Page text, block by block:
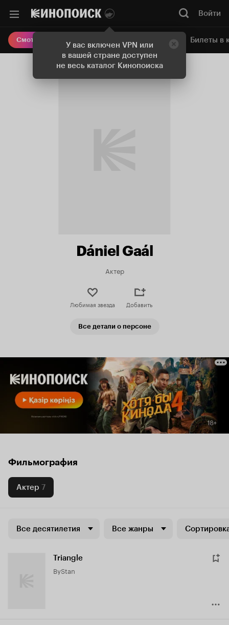
У вас включен VPN или
в вашей стране доступен
не весь каталог Кинопоиска
Войти
Смотреть кино Онлайн-кинотеатр Билеты в
Dániel Gaál
Актер
Любимая звезда Добавить
Все детали о персоне
Фильмография
Актер 7
Все десятилетия Все жанры
Triangle
ByStan